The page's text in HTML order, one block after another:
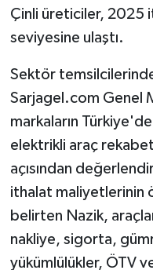
Çinli üreticiler, 2025
seviyesine ulaştı.
Sektör
Sarjagel.com Genel
markaların
elektrikli araç
açısından
ithalat maliyetlerinin
belirten Nazik,
nakliye, sigorta,
yükümlülükler, ÖTV